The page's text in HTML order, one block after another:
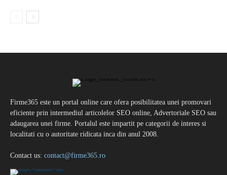
Firme365 este un portal online care ofera posibilitatea unei promovari
eficiente prin intermediul articolelor SEO online, Advertoriale SEO sau
adaugarea unei firme. Portalul este impartit pe categorii de interes si
localitati cu o autoritate ridicata inca din anul 2008.
Contact us: contact@firme365.ro